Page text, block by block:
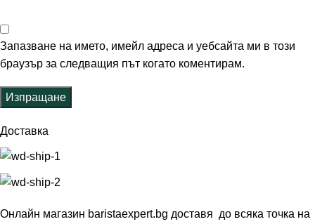
Запазване на името, имейл адреса и уебсайта ми в този
браузър за следващия път когато коментирам.
Доставка
Онлайн магазин baristaexpert.bg доставя до всяка точка на